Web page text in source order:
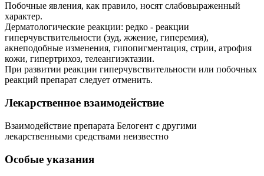
Побочные явления, как правило, носят слабовыраженный
характер.
Дерматологические реакции: редко - реакции
гиперчувствительности (зуд, жжение, гиперемия),
акнеподобные изменения, гипопигментация, стрии, атрофия
кожи, гипертрихоз, телеангиэктазии.
При развитии реакции гиперчувствительности или побочных
реакций препарат следует отменить.
Лекарственное взаимодействие
Взаимодействие препарата Белогент с другими
лекарственными средствами неизвестно
Особые указания